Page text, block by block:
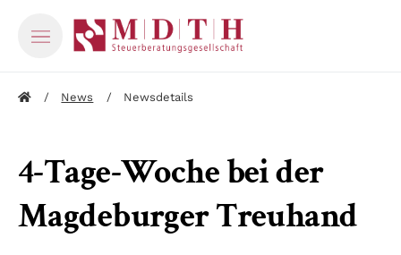
News Newsdetails
4-Tage-Woche bei der
Magdeburger Treuhand